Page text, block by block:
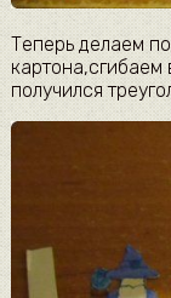
Теперь делаем
картона,сгибаем
получился